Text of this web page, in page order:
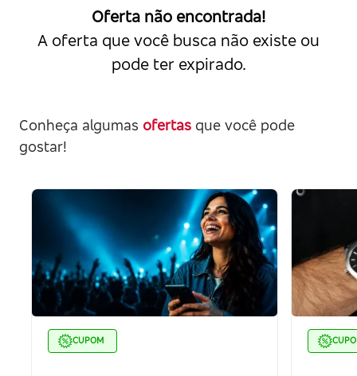
Oferta não encontrada!
A oferta que você busca não existe ou
pode ter expirado.
Conheça algumas ofertas que você pode
gostar!
CUPOM